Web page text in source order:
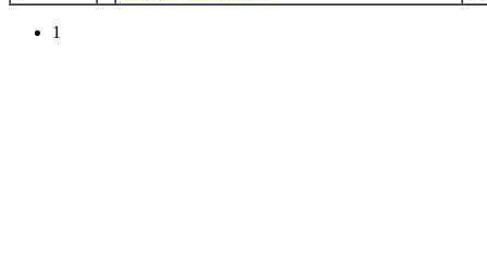
1